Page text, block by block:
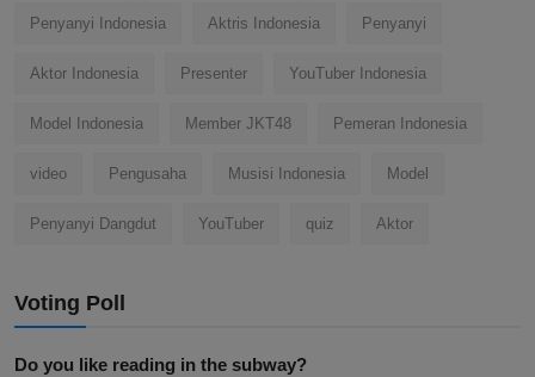
Penyanyi Indonesia Aktris Indonesia Penyanyi
Aktor Indonesia Presenter YouTuber Indonesia
Model Indonesia Member JKT48 Pemeran Indonesia
video Pengusaha Musisi Indonesia Model
Penyanyi Dangdut YouTuber quiz Aktor
Voting Poll
Do you like reading in the subway?